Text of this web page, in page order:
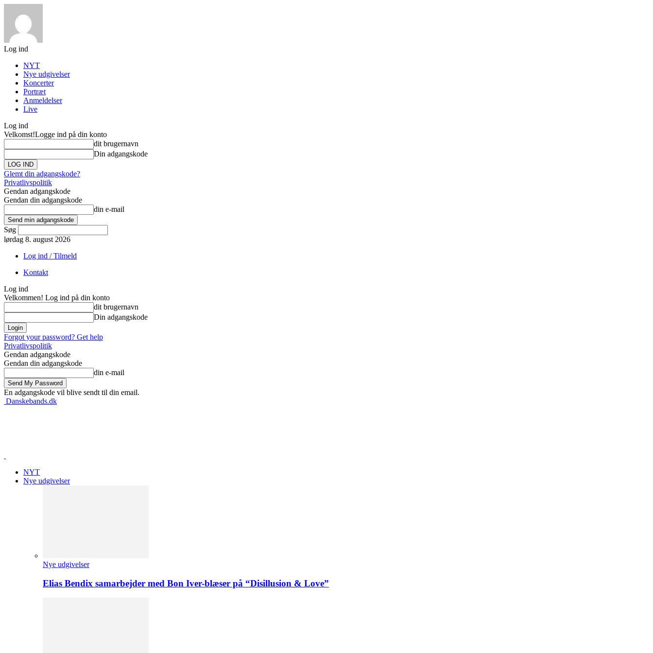
Log ind
NYT
Nye udgivelser
Koncerter
Portræt
Anmeldelser
Live
Log ind
Velkomst!Logge ind på din konto
dit brugernavn
Din adgangskode
Glemt din adgangskode?
Privatlivspolitik
Gendan adgangskode
Gendan din adgangskode
din e-mail
Søg
lørdag 8. august 2026
Log ind / Tilmeld
Kontakt
Log ind
Velkommen! Log ind på din konto
dit brugernavn
Din adgangskode
Forgot your password? Get help
Privatlivspolitik
Gendan adgangskode
Gendan din adgangskode
din e-mail
En adgangskode vil blive sendt til din email.
Danskebands.dk
NYT
Nye udgivelser
Nye udgivelser
Elias Bendix samarbejder med Bon Iver-blæser på “Disillusion & Love”